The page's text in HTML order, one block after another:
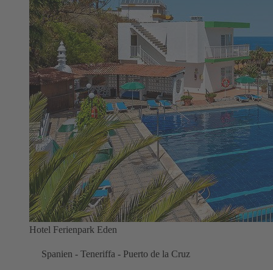
Hotel Ferienpark Eden
Spanien - Teneriffa - Puerto de la Cruz